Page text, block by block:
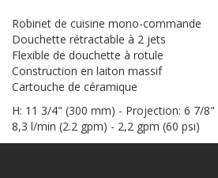
Robinet de cuisine mono-commande
Douchette rétractable à 2 jets
Flexible de douchette à rotule
Construction en laiton massif
Cartouche de céramique
H: 11 3/4" (300 mm) - Projection: 6 7/8"
8,3 l/min (2.2 gpm) - 2,2 gpm (60 psi)